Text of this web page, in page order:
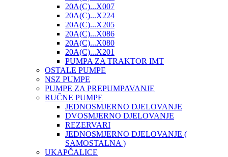
20A(C)...X007
20A(C)...X224
20A(C)...X205
20A(C)...X086
20A(C)...X080
20A(C)...X201
PUMPA ZA TRAKTOR IMT
OSTALE PUMPE
NSZ PUMPE
PUMPE ZA PREPUMPAVANJE
RUČNE PUMPE
JEDNOSMJERNO DJELOVANJE
DVOSMJERNO DJELOVANJE
REZERVARI
JEDNOSMJERNO DJELOVANJE (
SAMOSTALNA )
UKAPČALICE